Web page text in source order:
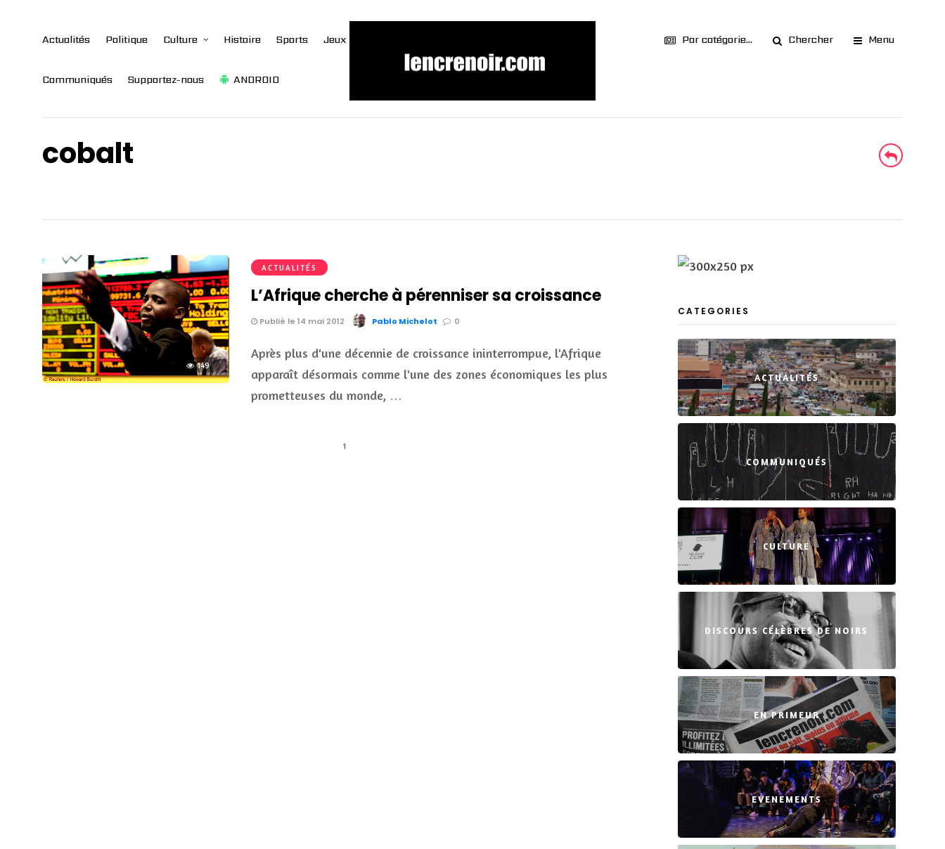
Actualités Politique Culture Histoire Sports Jeux
Communiqués Supportez-nous ANDROID
Par catégorie... Chercher Menu
cobalt
149
ACTUALITÉS
L’Afrique cherche à pérenniser sa croissance
Publié le 14 mai 2012 Pablo Michelot 0
Après plus d'une décennie de croissance ininterrompue, l'Afrique
apparaît désormais comme l'une des zones économiques les plus
prometteuses du monde, …
1
CATEGORIES
ACTUALITÉS
COMMUNIQUÉS
CULTURE
DISCOURS CÉLÈBRES DE NOIRS
EN PRIMEUR
EVENEMENTS